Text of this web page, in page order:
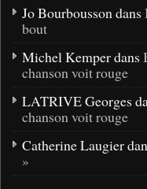
Jo Bourbousson dans
bout
Michel Kemper dans
chanson voit rouge
LATRIVE Georges
chanson voit rouge
Catherine Laugier
»